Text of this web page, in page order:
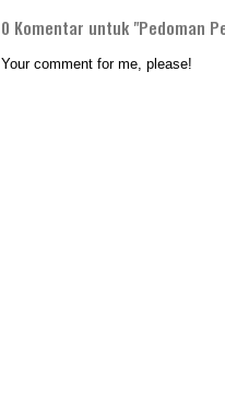
0 Komentar untuk "Pedoman
Your comment for me, please!